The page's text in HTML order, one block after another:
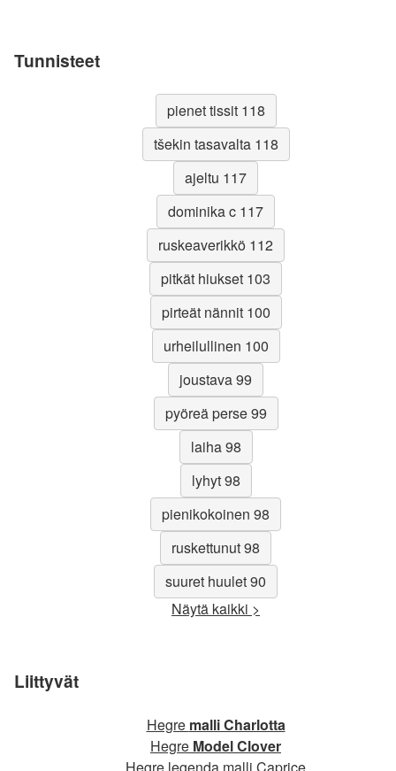
Tunnisteet
pienet tissit 118
tšekin tasavalta 118
ajeltu 117
dominika c 117
ruskeaverikkö 112
pitkät hiukset 103
pirteät nännit 100
urheilullinen 100
joustava 99
pyöreä perse 99
laiha 98
lyhyt 98
pienikokoinen 98
ruskettunut 98
suuret huulet 90
Näytä kaikki >
Liittyvät
Hegre malli Charlotta
Hegre Model Clover